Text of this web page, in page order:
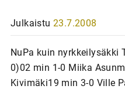
Julkaistu 23.7.2008
NuPa kuin nyrkkeilysäkki
0)02 min 1-0 Miika
Kivimäki19 min 3-0 Ville